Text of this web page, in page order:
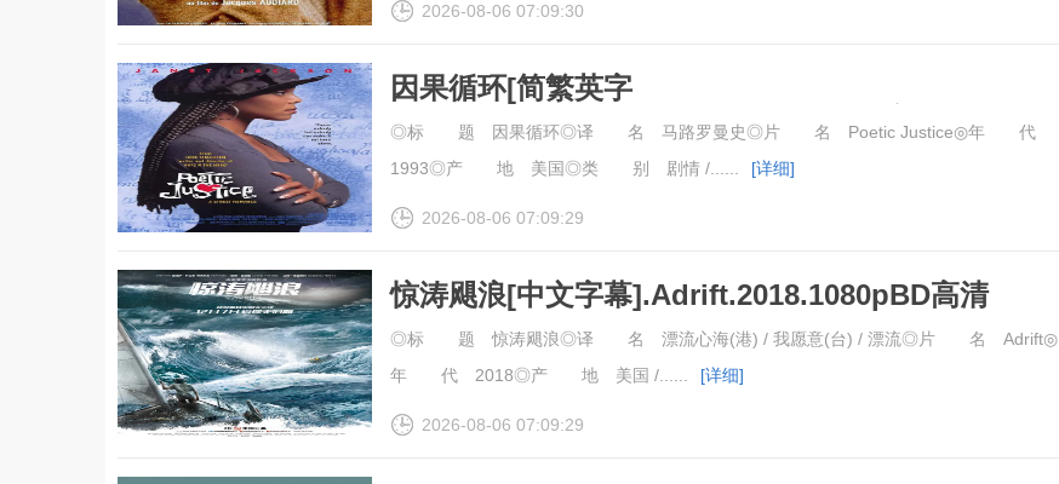
2026-08-06 07:09:30
因果循环[简繁英字
幕].Poetic.Justice.1993.CC.1080pBD高清
◎标 题 因果循环◎译 名 马路罗曼史◎片 名 Poetic Justice◎年 代
1993◎产 地 美国◎类 别 剧情 /......
[详细]
2026-08-06 07:09:29
惊涛飓浪[中文字幕].Adrift.2018.1080pBD高清
◎标 题 惊涛飓浪◎译 名 漂流心海(港) / 我愿意(台) / 漂流◎片 名 Adrift◎
年 代 2018◎产 地 美国 /......
[详细]
2026-08-06 07:09:29